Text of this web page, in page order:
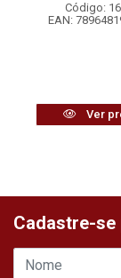
Código:
EAN:
Ver
Cadastre-